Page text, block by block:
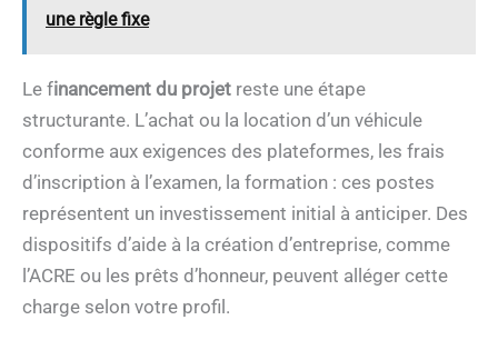
une règle fixe
Le financement du projet reste une étape
structurante. L’achat ou la location d’un véhicule
conforme aux exigences des plateformes, les frais
d’inscription à l’examen, la formation : ces postes
représentent un investissement initial à anticiper. Des
dispositifs d’aide à la création d’entreprise, comme
l’ACRE ou les prêts d’honneur, peuvent alléger cette
charge selon votre profil.